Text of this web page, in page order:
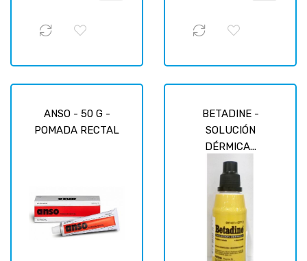
ANSO - 50 G -
POMADA RECTAL
BETADINE -
SOLUCIÓN
DÉRMICA...